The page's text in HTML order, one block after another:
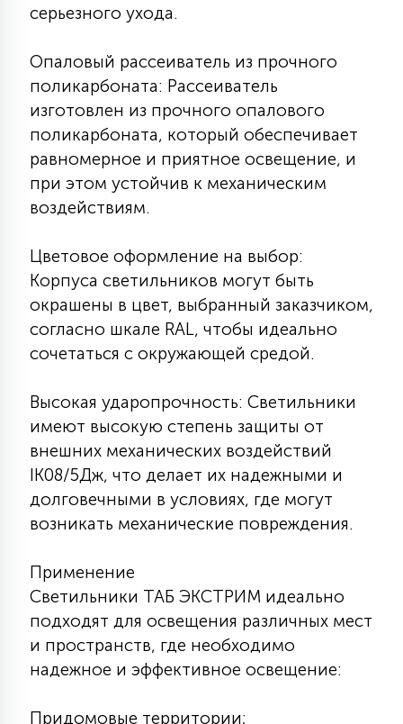
серьезного ухода.
Опаловый рассеиватель из прочного
поликарбоната: Рассеиватель
изготовлен из прочного опалового
поликарбоната, который обеспечивает
равномерное и приятное освещение, и
при этом устойчив к механическим
воздействиям.
Цветовое оформление на выбор:
Корпуса светильников могут быть
окрашены в цвет, выбранный заказчиком,
согласно шкале RAL, чтобы идеально
сочетаться с окружающей средой.
Высокая ударопрочность: Светильники
имеют высокую степень защиты от
внешних механических воздействий
IK08/5Дж, что делает их надежными и
долговечными в условиях, где могут
возникать механические повреждения.
Применение
Светильники ТАБ ЭКСТРИМ идеально
подходят для освещения различных мест
и пространств, где необходимо
надежное и эффективное освещение:
Придомовые территории;